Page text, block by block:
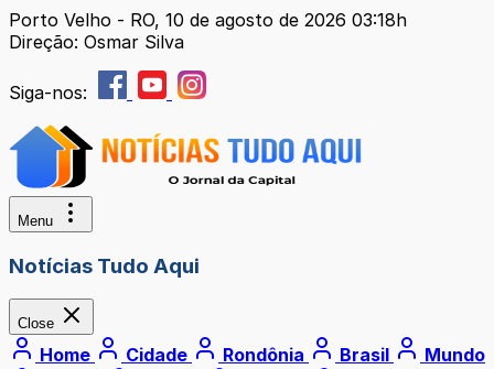
Porto Velho - RO, 10 de agosto de 2026 03:18h
Direção: Osmar Silva
Siga-nos:
Menu
Notícias Tudo Aqui
Close
Home Cidade Rondônia Brasil
Mundo